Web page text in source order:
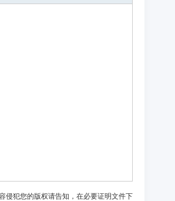
侵犯您的版权请告知，在必要证明文件下